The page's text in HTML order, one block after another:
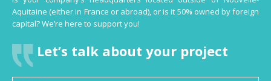
Aquitaine (either in France or abroad), or is it 50% owned by foreign
capital? We’re here to support you!
Let’s talk about your project